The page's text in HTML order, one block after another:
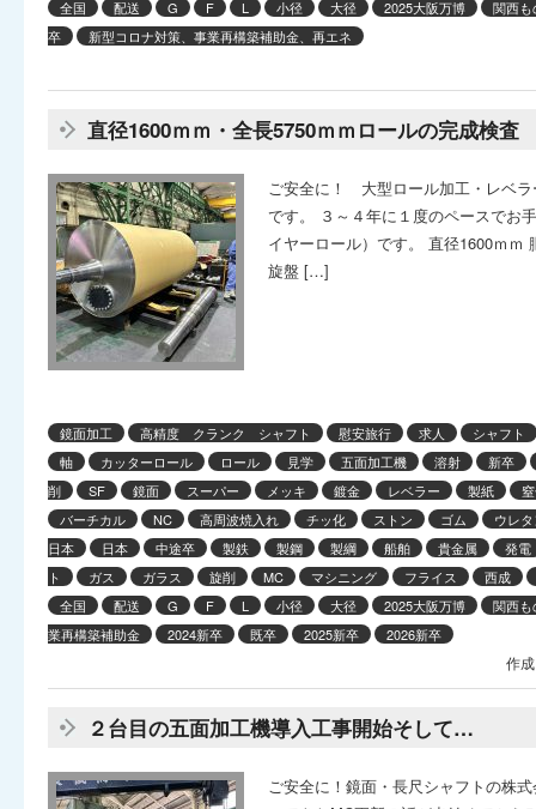
全国
配送 G F L 小径 大径 2025大阪万博
関西も
卒
新型コロナ対策、事業再構築補助金、再エネ
直径1600ｍｍ・全長5750ｍｍロールの完成検査
ご安全に！ 大型ロール加工・レベ
です。 ３～４年に１度のペースでお
イヤーロール）です。 直径1600ｍｍ
旋盤 […]
鏡面加工 高精度 クランク シャフト 慰安旅行 求人
シャフト
軸
カッターロール ロール 見学 五面加工機 溶射
新卒
削
SF 鏡面 スーパー メッキ 鍍金 レベラー 製紙
バーチカル
NC 高周波焼入れ チッ化 ストン ゴム
ウレ
日本
日本 中途卒 製鉄 製鋼 製綱 船舶 貴金属
発電
ト
ガス ガラス 旋削 MC マシニング フライス
西成
全国
配送 G F L 小径 大径 2025大阪万博
関西も
業再構築補助金
2024新卒 既卒 2025新卒 2026新卒
作
２台目の五面加工機導入工事開始そして…
ご安全に！鏡面・長尺シャフトの株